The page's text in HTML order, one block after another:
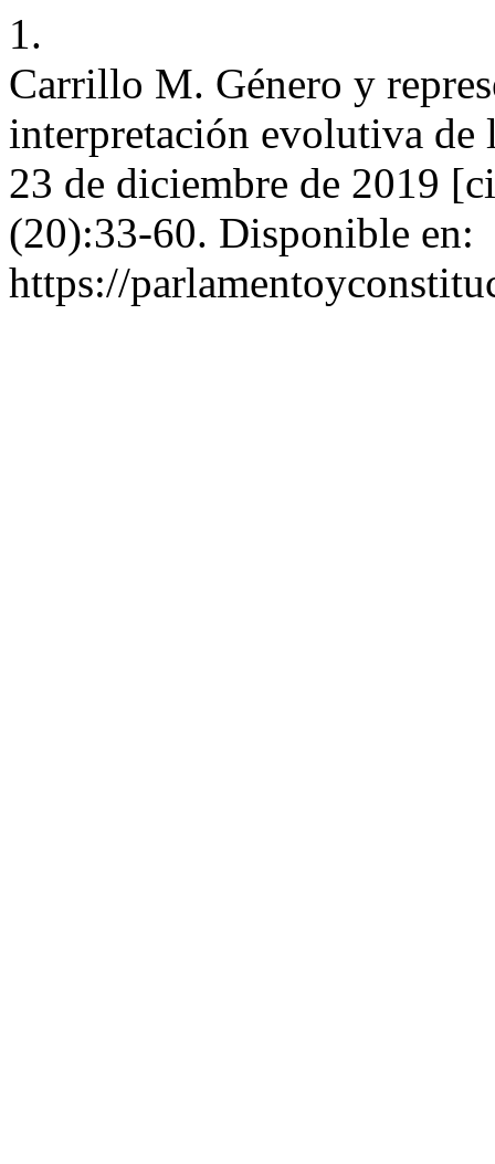
1.
Carrillo M. Género y
interpretación evolutiva
23 de diciembre de 2019
(20):33-60. Disponible en:
https://